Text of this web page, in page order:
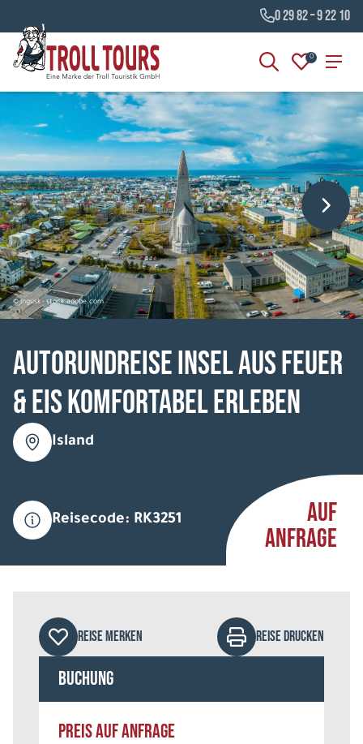
0 29 82 – 9 22 10
0
© ingusk - stock.adobe.com
Autorundreise Insel aus Feuer
& Eis komfortabel erleben
Island
Reisecode: RK3251
AUF
ANFRAGE
REISE MERKEN REISE DRUCKEN
Buchung
PREIS AUF ANFRAGE